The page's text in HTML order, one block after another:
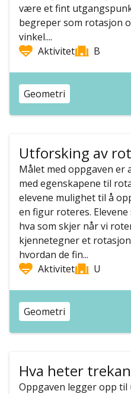
være et fint
begreper som rotasjon
vinkel....
Aktivitet
B
Geometri
Utforsking av
Målet med oppgaven er
med egenskapene til
elevene mulighet til å
en figur roteres.
hva som skjer når vi
kjennetegner et
hvordan de fin...
Aktivitet
U
Geometri
Hva heter
Oppgaven legger opp til